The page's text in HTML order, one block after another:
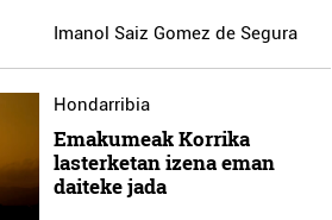
Imanol Saiz Gomez de Segura
Hondarribia
Emakumeak Korrika
lasterketan izena eman
daiteke jada